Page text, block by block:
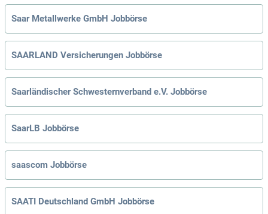
Saar Metallwerke GmbH Jobbörse
SAARLAND Versicherungen Jobbörse
Saarländischer Schwesternverband e.V. Jobbörse
SaarLB Jobbörse
saascom Jobbörse
SAATI Deutschland GmbH Jobbörse